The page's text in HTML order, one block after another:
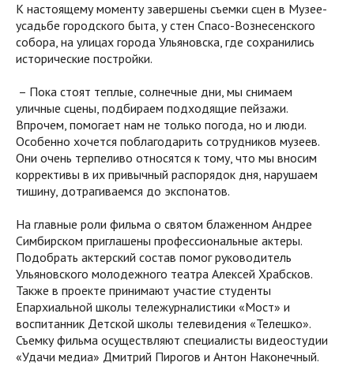
К настоящему моменту завершены съемки сцен в Музее-
усадьбе городского быта, у стен Спасо-Вознесенского
собора, на улицах города Ульяновска, где сохранились
исторические постройки.
– Пока стоят теплые, солнечные дни, мы снимаем
уличные сцены, подбираем подходящие пейзажи.
Впрочем, помогает нам не только погода, но и люди.
Особенно хочется поблагодарить сотрудников музеев.
Они очень терпеливо относятся к тому, что мы вносим
коррективы в их привычный распорядок дня, нарушаем
тишину, дотрагиваемся до экспонатов.
На главные роли фильма о святом блаженном Андрее
Симбирском приглашены профессиональные актеры.
Подобрать актерский состав помог руководитель
Ульяновского молодежного театра Алексей Храбсков.
Также в проекте принимают участие студенты
Епархиальной школы тележурналистики «Мост» и
воспитанник Детской школы телевидения «Телешко».
Съемку фильма осуществляют специалисты видеостудии
«Удачи медиа» Дмитрий Пирогов и Антон Наконечный.